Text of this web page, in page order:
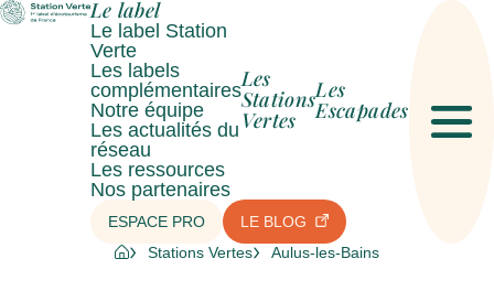
Le label
Le label Station
Verte
Les labels
complémentaires
Notre équipe
Les actualités du
réseau
Les ressources
Nos partenaires
Les
Stations
Vertes
Les
Escapades
ESPACE PRO LE BLOG
Stations Vertes Aulus-les-Bains